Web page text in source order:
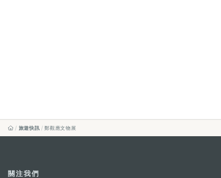
旅遊快訊 鄭觀應文物展
關注我們